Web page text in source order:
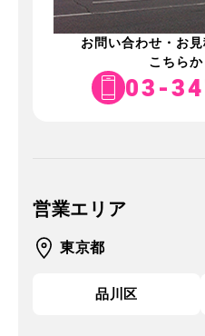
お問い合わせ・お
こちら
03-
営業エリア
東京都
品川区